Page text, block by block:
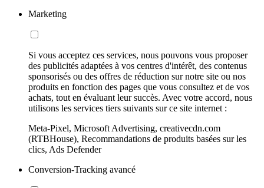
Marketing
Si vous acceptez ces services, nous pouvons vous proposer
des publicités adaptées à vos centres d'intérêt, des contenus
sponsorisés ou des offres de réduction sur notre site ou nos
produits en fonction des pages que vous consultez et de vos
achats, tout en évaluant leur succès. Avec votre accord, nous
utilisons les services tiers suivants sur ce site internet :
Meta-Pixel, Microsoft Advertising, creativecdn.com
(RTBHouse), Recommandations de produits basées sur les
clics, Ads Defender
Conversion-Tracking avancé